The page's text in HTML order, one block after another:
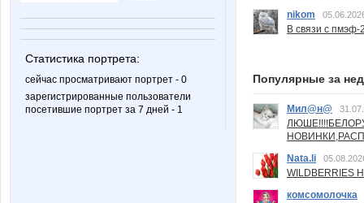
Статистика портрета:
сейчас просматривают портрет - 0
зарегистрированные пользователи
посетившие портрет за 7 дней - 1
nikom
В связи с пмэф-
Популярные за
Мил@н@
Nata.li
комсомолочка